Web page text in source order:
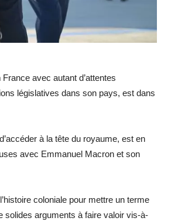
avec autant d’attentes
législatives dans son pays, est dans
à la tête du royaume, est en
avec Emmanuel Macron et son
coloniale pour mettre un terme
solides arguments à faire valoir vis-à-